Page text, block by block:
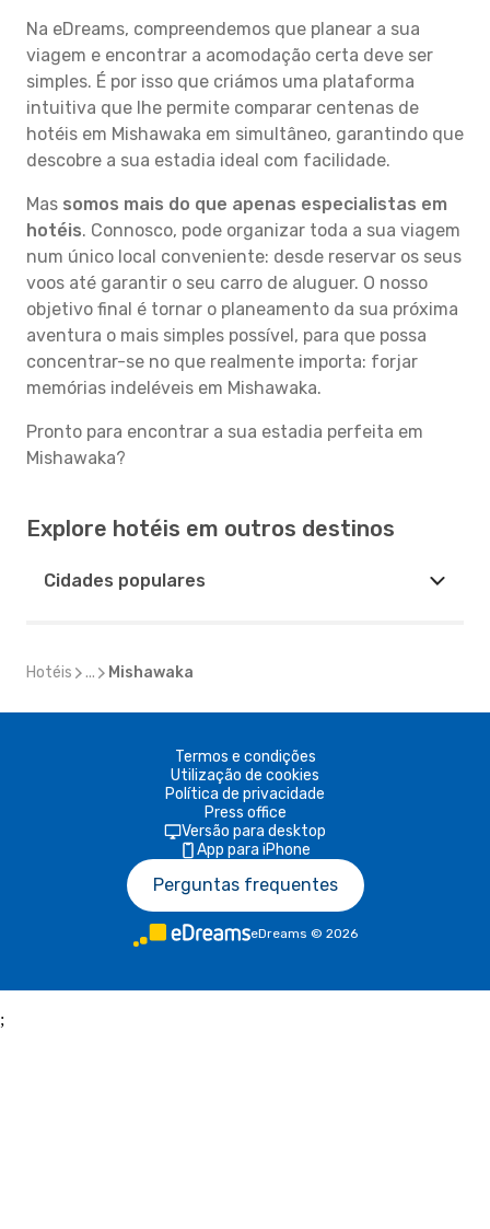
Na eDreams, compreendemos que planear a sua
viagem e encontrar a acomodação certa deve ser
simples. É por isso que criámos uma plataforma
intuitiva que lhe permite comparar centenas de
hotéis em Mishawaka em simultâneo, garantindo que
descobre a sua estadia ideal com facilidade.
Mas somos mais do que apenas especialistas em
hotéis. Connosco, pode organizar toda a sua viagem
num único local conveniente: desde reservar os seus
voos até garantir o seu carro de aluguer. O nosso
objetivo final é tornar o planeamento da sua próxima
aventura o mais simples possível, para que possa
concentrar-se no que realmente importa: forjar
memórias indeléveis em Mishawaka.
Pronto para encontrar a sua estadia perfeita em
Mishawaka?
Explore hotéis em outros destinos
Cidades populares
Hotéis ... Mishawaka
Termos e condições
Utilização de cookies
Política de privacidade
Press office
Versão para desktop
App para iPhone
Perguntas frequentes
eDreams © 2026
;